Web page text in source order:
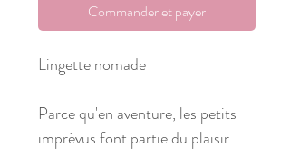
Commander et payer
Lingette nomade
Parce qu'en aventure, les petits
imprévus font partie du plaisir.